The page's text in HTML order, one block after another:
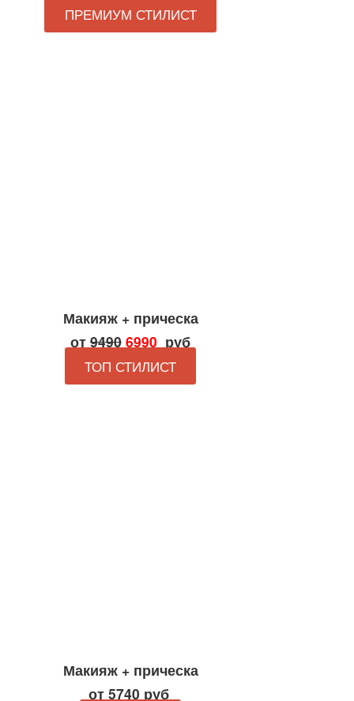
ПРЕМИУМ СТИЛИСТ
Макияж + прическа
от 9490 6990 руб
ТОП СТИЛИСТ
Макияж + прическа
от 5740 руб